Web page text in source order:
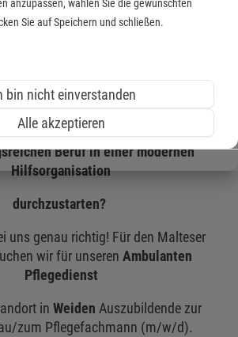
Standort(e):Weiden
und das Wohlbefinden von
Menschen liegen dir am Herzen
und
Lust, in einem spannenden,
Beruf in einer modernen
Hilfsorganisation
durchzustarten?
uns genau richtig! Für den Malteser
wir für unseren Ambulanten
Pflegedienst
in Weiden Auszubildende zur
zum Pflegefachmann (m/w/d).
anzupassen, wählen Sie die gewünschten
Sie auf Speichern und schließen.
bin nicht einverstanden
Alle akzeptieren